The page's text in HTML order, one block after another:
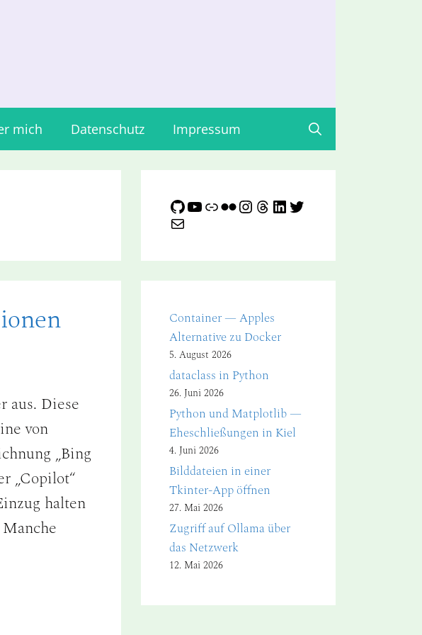
mich Datenschutz Impressum
aus. Diese
von
„Bing
„Copilot“
halten
GitHub
YouTube
LinkFlickr
Instagram
Threads
LinkedIn
Twitter
E-Mail
Container — Apples
Alternative zu Docker
5. August 2026
dataclass in Python
26. Juni 2026
Python und Matplotlib —
Eheschließungen in Kiel
4. Juni 2026
Bilddateien in einer
Tkinter-App öffnen
27. Mai 2026
Zugriff auf Ollama über
das Netzwerk
12. Mai 2026